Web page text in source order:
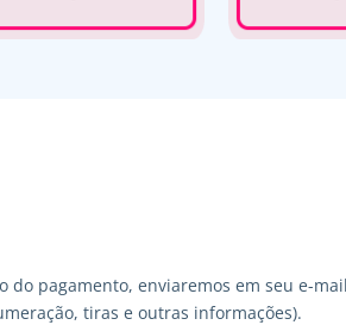
do pagamento, enviaremos em seu e-
tiras e outras informações).